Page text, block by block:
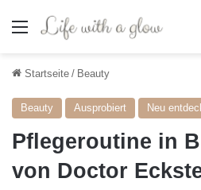
Menü
Startseite / Beauty
Beauty Ausprobiert Neu
Pflegeroutine in
von Doctor